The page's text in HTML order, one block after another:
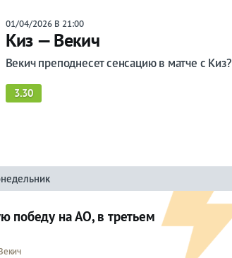
01/04/2026 В 21:00
Киз — Векич
Векич преподнесет сенсацию в матче с Киз?
3.30
победу на АО, в третьем